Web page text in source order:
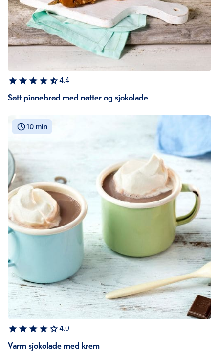
4.4
Søtt pinnebrød med nøtter og sjokolade
10 min
4.0
Varm sjokolade med krem